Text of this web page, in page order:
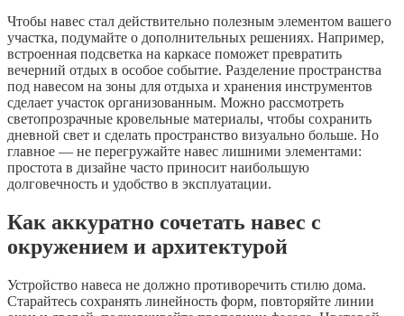
Чтобы навес стал действительно полезным элементом вашего
участка, подумайте о дополнительных решениях. Например,
встроенная подсветка на каркасе поможет превратить
вечерний отдых в особое событие. Разделение пространства
под навесом на зоны для отдыха и хранения инструментов
сделает участок организованным. Можно рассмотреть
светопрозрачные кровельные материалы, чтобы сохранить
дневной свет и сделать пространство визуально больше. Но
главное — не перегружайте навес лишними элементами:
простота в дизайне часто приносит наибольшую
долговечность и удобство в эксплуатации.
Как аккуратно сочетать навес с
окружением и архитектурой
Устройство навеса не должно противоречить стилю дома.
Старайтесь сохранять линейность форм, повторяйте линии